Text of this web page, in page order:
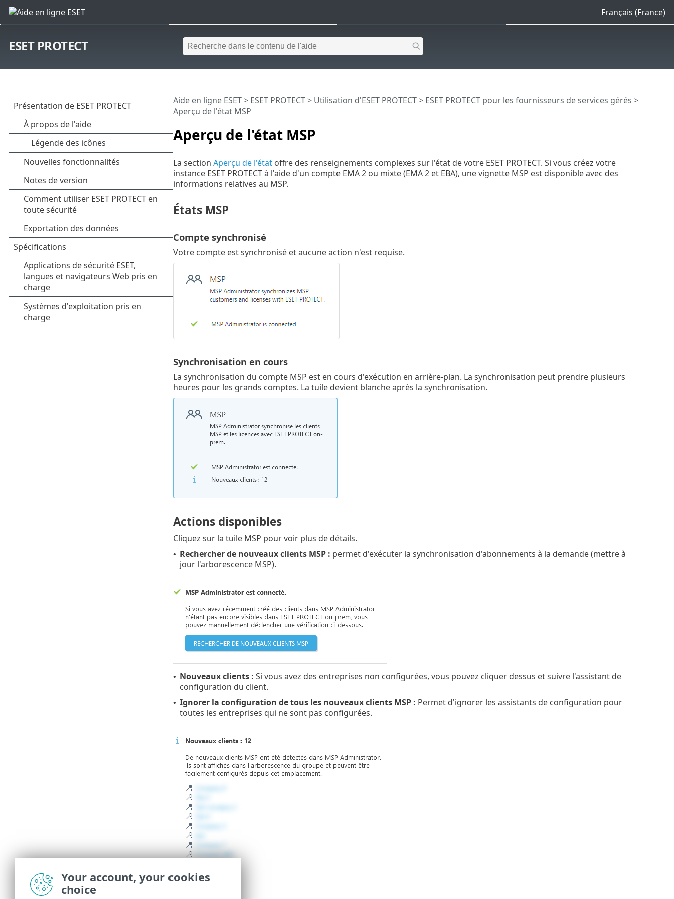
Français (France)
ESET PROTECT
Aperçu de l'état MSP
Aide en ligne ESET> ESET PROTECT> Utilisation d'ESET PROTECT> ESET PROTECT pour les fournisseurs de services gérés >
Aperçu de l'état MSP
La section Aperçu de l'étatoffre des renseignements complexes sur l'état de votre ESET PROTECT. Si vous créez votre
instance ESET PROTECT à l'aide d'un compte EMA 2 ou mixte (EMA 2 et EBA), une vignette MSP est disponible avec des
informations relatives au MSP.
États MSP
Compte synchronisé
Votre compte est synchronisé et aucune action n'est requise.
Synchronisation en cours
La synchronisation du compte MSP est en cours d'exécution en arrière-plan. La synchronisation peut prendre plusieurs
heures pour les grands comptes. La tuile devient blanche après la synchronisation.
Actions disponibles
Cliquez sur la tuile MSP pour voir plus de détails.
• Rechercher de nouveaux clients MSP : permet d'exécuter la synchronisation d'abonnements à la demande (mettre à
jour l'arborescence MSP).
• Nouveaux clients : Si vous avez des entreprises non configurées, vous pouvez cliquer dessus et suivre l'assistant de
configuration du client.
• Ignorer la configuration de tous les nouveaux clients MSP : Permet d'ignorer les assistants de configuration pour
toutes les entreprises qui ne sont pas configurées.
Your account, your cookies
choice